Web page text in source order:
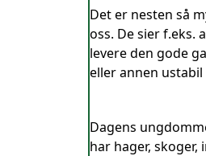
Det er nesten så
oss. De sier f.eks.
levere den gode
eller annen
Dagens
har hager,